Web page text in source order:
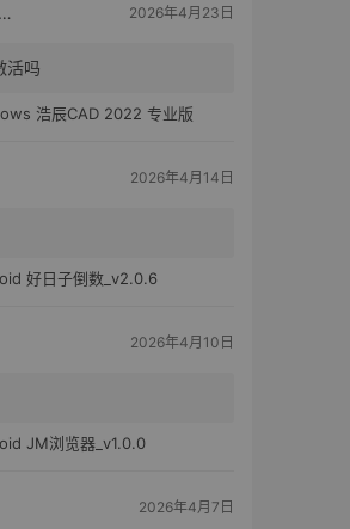
那心中的话 2026年4月23日
活吗
浩辰CAD 2022 专业版
2026年4月14日
好日子倒数_v2.0.6
2026年4月10日
JM浏览器_v1.0.0
2026年4月7日